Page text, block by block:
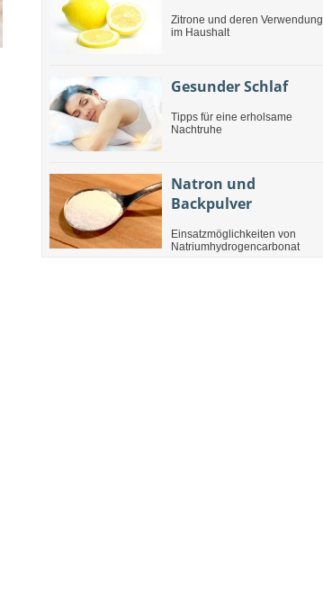
Zitrone und deren Verwendung
im Haushalt
Gesunder Schlaf
Tipps für eine erholsame
Nachtruhe
Natron und
Backpulver
Einsatzmöglichkeiten von
Natriumhydrogencarbonat